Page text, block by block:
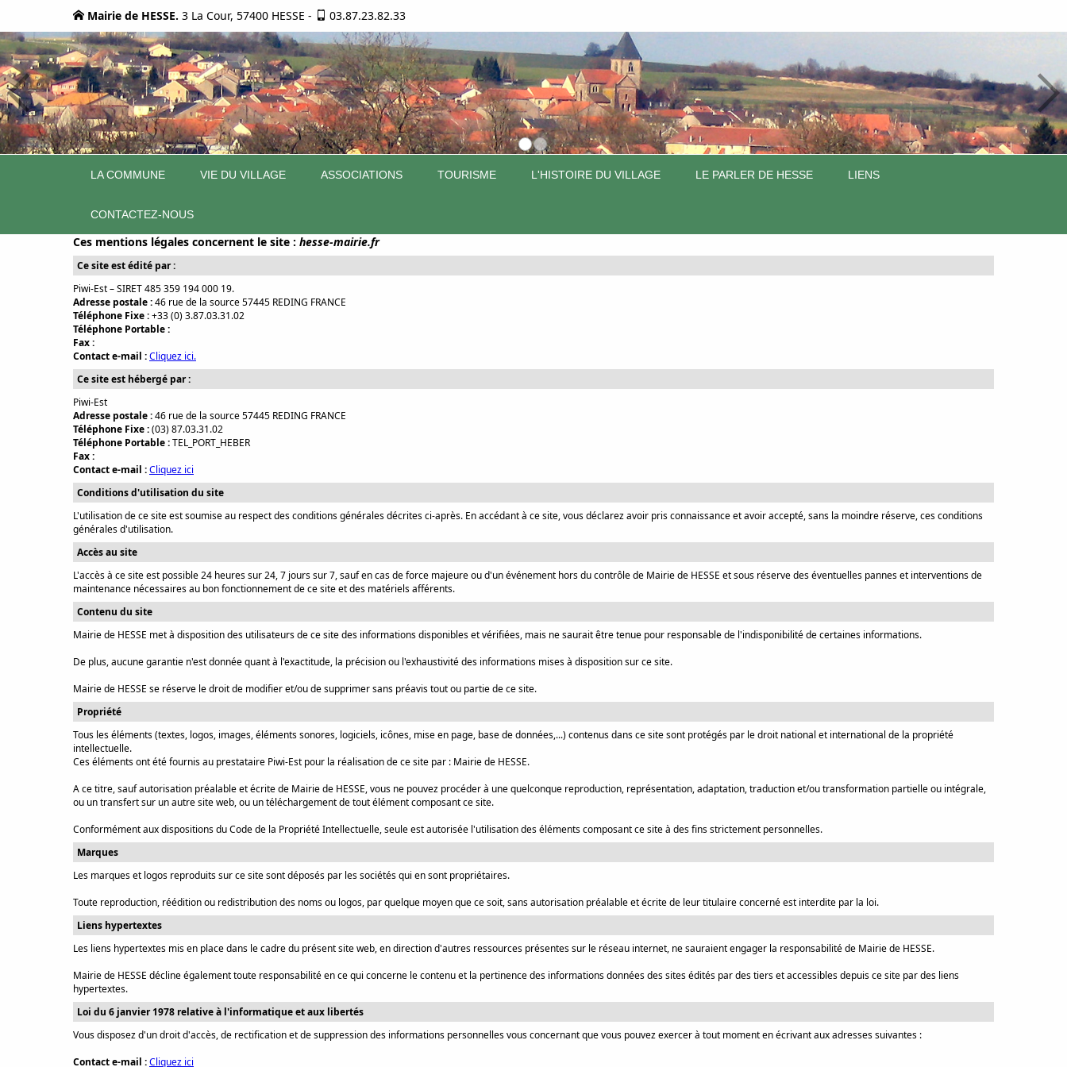
Mairie de HESSE. 3 La Cour, 57400 HESSE - 03.87.23.82.33
LA COMMUNE VIE DU VILLAGE ASSOCIATIONS TOURISME L'HISTOIRE DU VILLAGE LE PARLER DE HESSE LIENS
CONTACTEZ-NOUS
Ces mentions légales concernent le site : hesse-mairie.fr
Ce site est édité par :
Piwi-Est – SIRET 485 359 194 000 19.
Adresse postale :46 rue de la source 57445 REDING FRANCE
Téléphone Fixe :+33 (0) 3.87.03.31.02
Téléphone Portable :
Fax :
Contact e-mail :Cliquez ici.
Ce site est hébergé par :
Piwi-Est
Adresse postale :46 rue de la source 57445 REDING FRANCE
Téléphone Fixe :(03) 87.03.31.02
Téléphone Portable :TEL_PORT_HEBER
Fax :
Contact e-mail :Cliquez ici
Conditions d'utilisation du site
L'utilisation de ce site est soumise au respect des conditions générales décrites ci-après. En accédant à ce site, vous déclarez avoir pris connaissance et avoir accepté, sans la moindre réserve, ces conditions
générales d'utilisation.
Accès au site
L'accès à ce site est possible 24 heures sur 24, 7 jours sur 7, sauf en cas de force majeure ou d'un événement hors du contrôle de Mairie de HESSE et sous réserve des éventuelles pannes et interventions de
maintenance nécessaires au bon fonctionnement de ce site et des matériels afférents.
Contenu du site
Mairie de HESSE met à disposition des utilisateurs de ce site des informations disponibles et vérifiées, mais ne saurait être tenue pour responsable de l'indisponibilité de certaines informations.
De plus, aucune garantie n'est donnée quant à l'exactitude, la précision ou l'exhaustivité des informations mises à disposition sur ce site.
Mairie de HESSE se réserve le droit de modifier et/ou de supprimer sans préavis tout ou partie de ce site.
Propriété
Tous les éléments (textes, logos, images, éléments sonores, logiciels, icônes, mise en page, base de données,...) contenus dans ce site sont protégés par le droit national et international de la propriété
intellectuelle.
Ces éléments ont été fournis au prestataire Piwi-Est pour la réalisation de ce site par : Mairie de HESSE.
A ce titre, sauf autorisation préalable et écrite de Mairie de HESSE, vous ne pouvez procéder à une quelconque reproduction, représentation, adaptation, traduction et/ou transformation partielle ou intégrale,
ou un transfert sur un autre site web, ou un téléchargement de tout élément composant ce site.
Conformément aux dispositions du Code de la Propriété Intellectuelle, seule est autorisée l'utilisation des éléments composant ce site à des fins strictement personnelles.
Marques
Les marques et logos reproduits sur ce site sont déposés par les sociétés qui en sont propriétaires.
Toute reproduction, réédition ou redistribution des noms ou logos, par quelque moyen que ce soit, sans autorisation préalable et écrite de leur titulaire concerné est interdite par la loi.
Liens hypertextes
Les liens hypertextes mis en place dans le cadre du présent site web, en direction d'autres ressources présentes sur le réseau internet, ne sauraient engager la responsabilité de Mairie de HESSE.
Mairie de HESSE décline également toute responsabilité en ce qui concerne le contenu et la pertinence des informations données des sites édités par des tiers et accessibles depuis ce site par des liens
hypertextes.
Loi du 6 janvier 1978 relative à l'informatique et aux libertés
Vous disposez d'un droit d'accès, de rectification et de suppression des informations personnelles vous concernant que vous pouvez exercer à tout moment en écrivant aux adresses suivantes :
Contact e-mail :Cliquez ici